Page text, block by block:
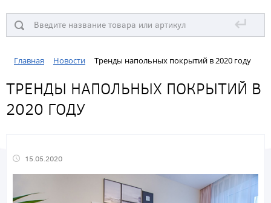
↵
Главная Новости Тренды напольных покрытий в 2020 году
ТРЕНДЫ НАПОЛЬНЫХ ПОКРЫТИЙ В
2020 ГОДУ
15.05.2020